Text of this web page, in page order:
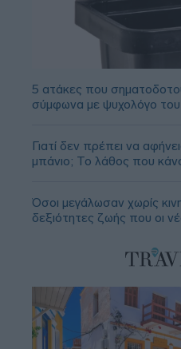
5 ατάκες που
σύμφωνα με ψυχολόγο
Γιατί δεν πρέπει να
μπάνιο; Το λάθος που
Όσοι μεγάλωσαν χωρίς
δεξιότητες ζωής που οι